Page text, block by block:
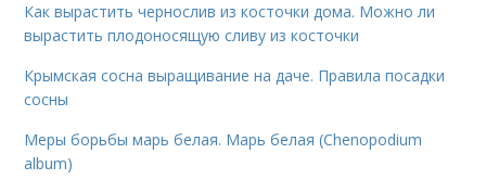
Как вырастить чернослив из косточки дома. Можно ли
вырастить плодоносящую сливу из косточки
Крымская сосна выращивание на даче. Правила посадки
сосны
Меры борьбы марь белая. Марь белая (Chenopodium
album)